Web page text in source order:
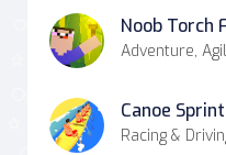
Noob Torch
Adventure,
Canoe Sprint
Racing &